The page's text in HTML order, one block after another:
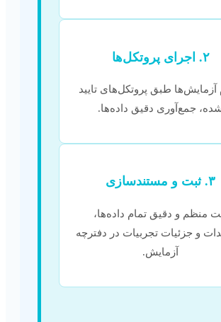
۲. اجرای پروتکل‌ها
آزمایش‌ها طبق پروتکل‌های تایید
جمع‌آوری دقیق داده‌ها.
۳. ثبت و مستندسازی
منظم و دقیق تمام داده‌ها،
و جزئیات تجربیات در دفترچه
آزمایش.